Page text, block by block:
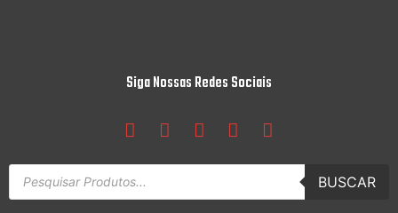
Siga Nossas Redes Sociais
BUSCAR